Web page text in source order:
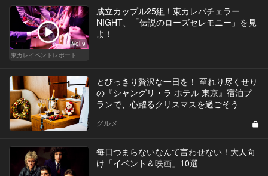
Vol.9
東カレイベントレポート
成立カップル25組！東カレバチェラー
NIGHT、「伝説のローズセレモニー」を見
よ！
とびっきり贅沢な一日を！ 至れり尽くせり
の『シャングリ・ラ ホテル 東京』宿泊プ
ランで、心躍るクリスマスを過ごそう
グルメ
毎日つまらないなんて言わせない！大人向
け「イベント＆映画」10選